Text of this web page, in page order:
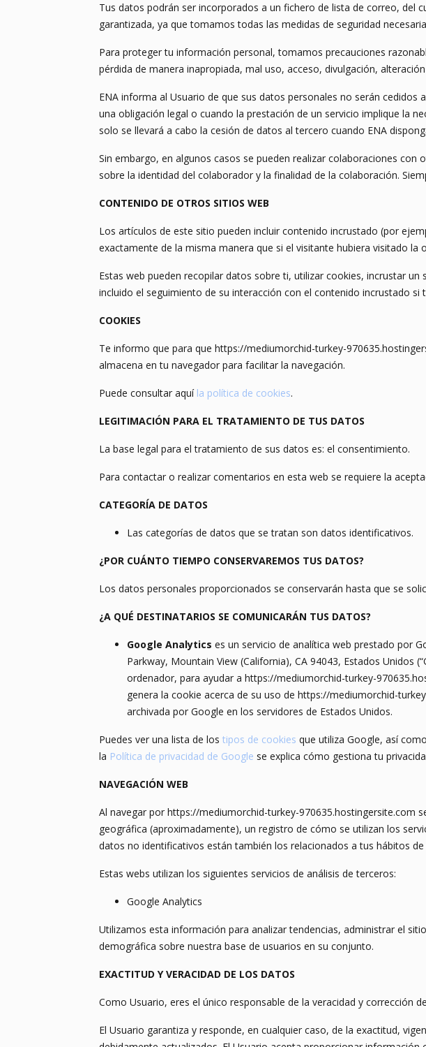
Tus datos podrán ser incorporados a un fichero de lista de correo, del
garantizada, ya que tomamos todas las medidas de seguridad
Para proteger tu información personal, tomamos precauciones
pérdida de manera inapropiada, mal uso, acceso, divulgación,
ENA informa al Usuario de que sus datos personales no serán
una obligación legal o cuando la prestación de un servicio implique la
solo se llevará a cabo la cesión de datos al tercero cuando ENA
Sin embargo, en algunos casos se pueden realizar colaboraciones
sobre la identidad del colaborador y la finalidad de la colaboración.
CONTENIDO DE OTROS SITIOS WEB
Los artículos de este sitio pueden incluir contenido incrustado (por
exactamente de la misma manera que si el visitante hubiera visitado la
Estas web pueden recopilar datos sobre ti, utilizar cookies, incrustar
incluido el seguimiento de su interacción con el contenido incrustado
COOKIES
Te informo que para que https://mediumorchid-turkey-
almacena en tu navegador para facilitar la navegación.
Puede consultar aquí la política de cookies.
LEGITIMACIÓN PARA EL TRATAMIENTO DE TUS DATOS
La base legal para el tratamiento de sus datos es: el consentimiento.
Para contactar o realizar comentarios en esta web se requiere la
CATEGORÍA DE DATOS
Las categorías de datos que se tratan son datos identificativos.
¿POR CUÁNTO TIEMPO CONSERVAREMOS TUS DATOS?
Los datos personales proporcionados se conservarán hasta que se
¿A QUÉ DESTINATARIOS SE COMUNICARÁN TUS DATOS?
Google Analytics es un servicio de analítica web prestado por
Parkway, Mountain View (California), CA 94043, Estados Unidos
ordenador, para ayudar a https://mediumorchid-turkey-
genera la cookie acerca de su uso de https://mediumorchid-
archivada por Google en los servidores de Estados Unidos.
Puedes ver una lista de los tipos de cookies que utiliza Google, así
la Política de privacidad de Google se explica cómo gestiona tu
NAVEGACIÓN WEB
Al navegar por https://mediumorchid-turkey-970635.hostingersite.com
geográfica (aproximadamente), un registro de cómo se utilizan los
datos no identificativos están también los relacionados a tus hábitos
Estas webs utilizan los siguientes servicios de análisis de terceros:
Google Analytics
Utilizamos esta información para analizar tendencias, administrar el
demográfica sobre nuestra base de usuarios en su conjunto.
EXACTITUD Y VERACIDAD DE LOS DATOS
Como Usuario, eres el único responsable de la veracidad y corrección
El Usuario garantiza y responde, en cualquier caso, de la exactitud,